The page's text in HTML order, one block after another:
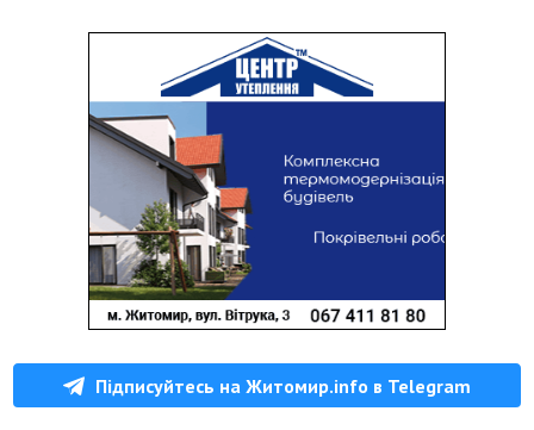
Підписуйтесь на Житомир.info в Telegram